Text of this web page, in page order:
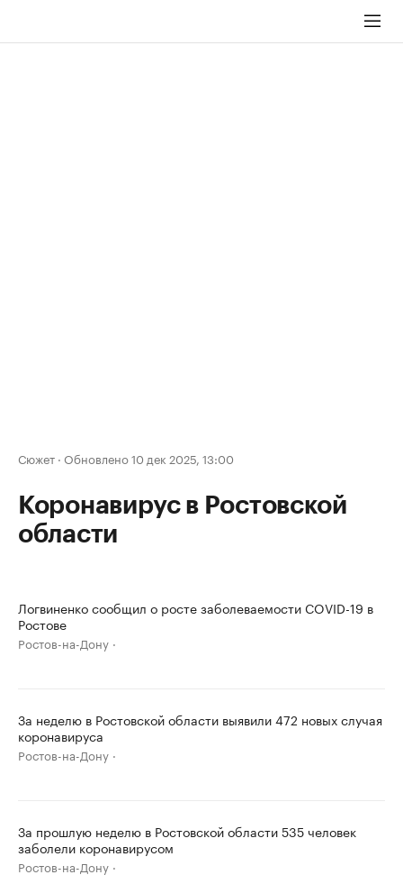
Сюжет · Обновлено 10 дек 2025, 13:00
Коронавирус в Ростовской
области
Логвиненко сообщил о росте заболеваемости COVID-19 в
Ростове
Ростов-на-Дону
За неделю в Ростовской области выявили 472 новых случая
коронавируса
Ростов-на-Дону
За прошлую неделю в Ростовской области 535 человек
заболели коронавирусом
Ростов-на-Дону